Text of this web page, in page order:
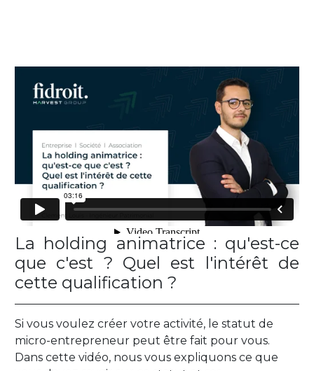
La holding animatrice : qu'est-ce
que c'est ? Quel est l'intérêt de
cette qualification ?
Si vous voulez créer votre activité, le statut de
micro-entrepreneur peut être fait pour vous.
Dans cette vidéo, nous vous expliquons ce que